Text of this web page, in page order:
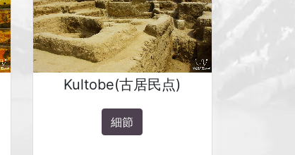
Kultobe(古居民点)
細節